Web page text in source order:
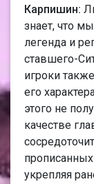
Карпишин:
знает, что
легенда и
ставшего-
игроки
его
этого не
качестве
укрепляя